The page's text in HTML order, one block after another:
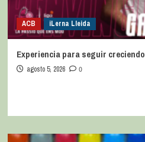
ACB iLerna Lleida
Experiencia para seguir creciendo
agosto 5, 2026 0